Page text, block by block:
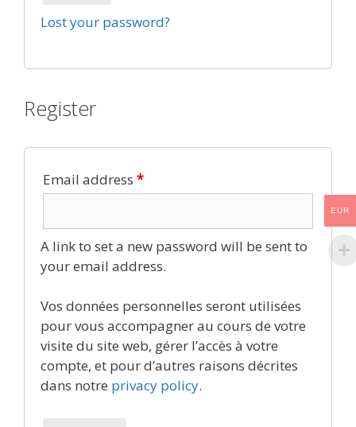
Lost your password?
Register
Email address *
A link to set a new password will be sent to
your email address.
Vos données personnelles seront utilisées
pour vous accompagner au cours de votre
visite du site web, gérer l’accès à votre
compte, et pour d’autres raisons décrites
dans notre privacy policy.
EUR